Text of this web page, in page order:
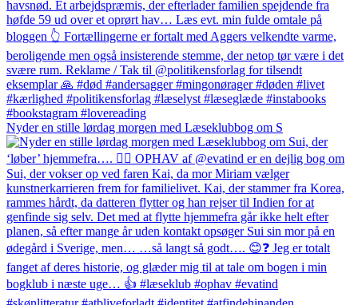
Nyder en stille lørdag morgen med Læseklubbog om S